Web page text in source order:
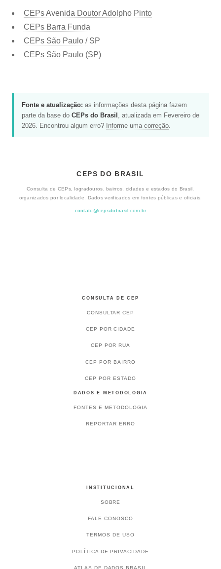
CEPs Avenida Doutor Adolpho Pinto
CEPs Barra Funda
CEPs São Paulo / SP
CEPs São Paulo (SP)
Fonte e atualização: as informações desta página fazem
parte da base do CEPs do Brasil , atualizada em Fevereiro de
2026. Encontrou algum erro? Informe uma correção
CEPS DO BRASIL
Consulta de CEPs, logradouros, bairros, cidades e estados do Brasil,
organizados por localidade. Dados verificados em fontes públicas e oficiais.
contato@cepsdobrasil.com.br
CONSULTA DE CEP
CONSULTAR CEP
CEP POR CIDADE
CEP POR RUA
CEP POR BAIRRO
CEP POR ESTADO
DADOS E METODOLOGIA
FONTES E METODOLOGIA
REPORTAR ERRO
INSTITUCIONAL
SOBRE
FALE CONOSCO
TERMOS DE USO
POLÍTICA DE PRIVACIDADE
ATLAS DE DADOS BRASIL